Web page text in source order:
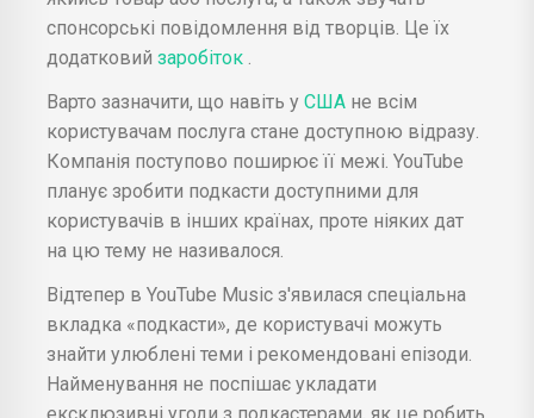
спонсорські повідомлення від творців. Це їх
додатковий заробіток
Варто зазначити, що навіть у США не всім
користувачам послуга стане доступною відразу.
Компанія поступово поширює її межі. YouTube
планує зробити подкасти доступними для
користувачів в інших країнах, проте ніяких дат
на цю тему не називалося.
Відтепер в YouTube Music з'явилася спеціальна
вкладка «подкасти», де користувачі можуть
знайти улюблені теми і рекомендовані епізоди.
Найменування не поспішає укладати
ексклюзивні угоди з подкастерами, як це робить